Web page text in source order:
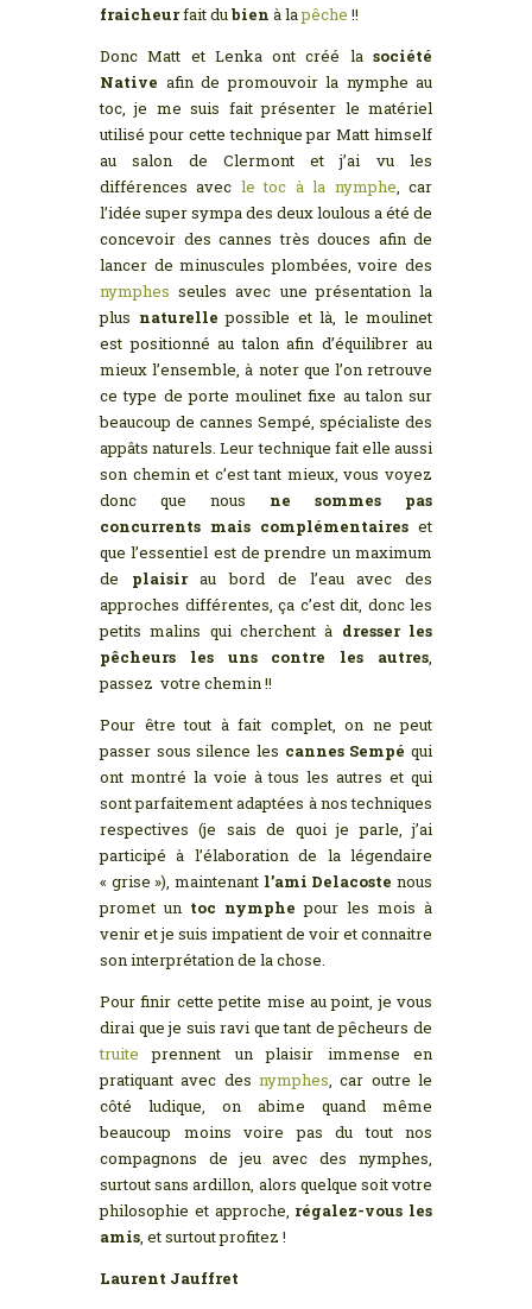
fraicheurfait du bien à lapêche !!
Donc Matt et Lenka ont créé la société
Native afin de promouvoir la nymphe au
toc, je me suis fait présenter le matériel
utilisé pour cette technique par Matt himself
au salon de Clermont et j’ai vu les
différences avec le toc à la nymphe , car
l’idée super sympa des deux loulous a été de
concevoir des cannes très douces afin de
lancer de minuscules plombées, voire des
nymphes seules avec une présentation la
plus naturelle possible et là, le moulinet
est positionné au talon afin d’équilibrer au
mieux l’ensemble, à noter que l’on retrouve
ce type de porte moulinet fixe au talon sur
beaucoup de cannes Sempé, spécialiste des
appâts naturels. Leur technique fait elle aussi
son chemin et c’est tant mieux, vous voyez
donc que nous ne sommes pas
concurrents mais complémentaires et
que l’essentiel est de prendre un maximum
de plaisirau bord de l’eau avec des
approches différentes, ça c’est dit, donc les
petits malins qui cherchent à dresser les
pêcheurs les uns contre les autres
passez votre chemin !!
Pour être tout à fait complet, on ne peut
passer sous silence les cannes Sempé qui
ont montré la voie à tous les autres et qui
sont parfaitement adaptées à nos techniques
respectives (je sais de quoi je parle, j’ai
participé à l’élaboration de la légendaire
« grise »), maintenant l’ami Delacoste nous
promet un toc nymphe pour les mois à
venir et je suis impatient de voir et connaitre
son interprétation de la chose.
Pour finir cette petite mise au point, je vous
dirai que je suis ravi que tant de pêcheurs de
truite prennent un plaisir immense en
pratiquant avec des nymphes , car outre le
côté ludique, on abime quand même
beaucoup moins voire pas du tout nos
compagnons de jeu avec des nymphes,
surtout sans ardillon, alors quelque soit votre
philosophie et approche, régalez-vous les
amis , et surtout profitez !
Laurent Jauffret